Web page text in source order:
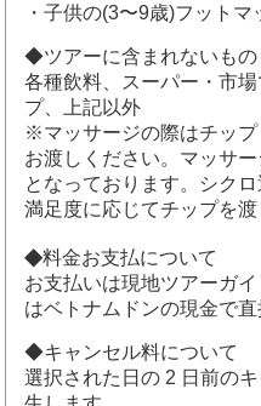
・子供の(3〜9歳)フットマ
◆ツアーに含まれないもの
各種飲料、スーパー・市
プ、上記以外
※マッサージの際はチッ
お渡しください。マッサ
となっております。シク
満足度に応じてチップを
◆料金お支払について
お支払いは現地ツアーガ
はベトナムドンの現金で直
◆キャンセル料について
選択された日の 2 日前の